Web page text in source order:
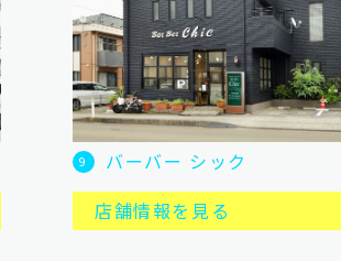
9
バーバー シック
店舗情報を見る